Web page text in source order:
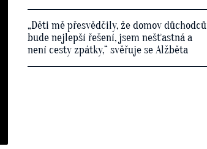
„Děti mě přesvědčily, že domov důchodců
bude nejlepší řešení, jsem nešťastná a
není cesty zpátky,“ svěřuje se Alžběta